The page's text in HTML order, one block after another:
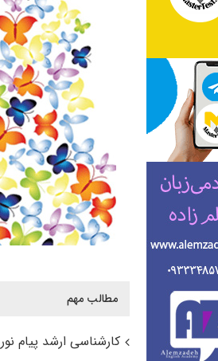
مطالب مهم
کارشناسی ارشد پیام نور